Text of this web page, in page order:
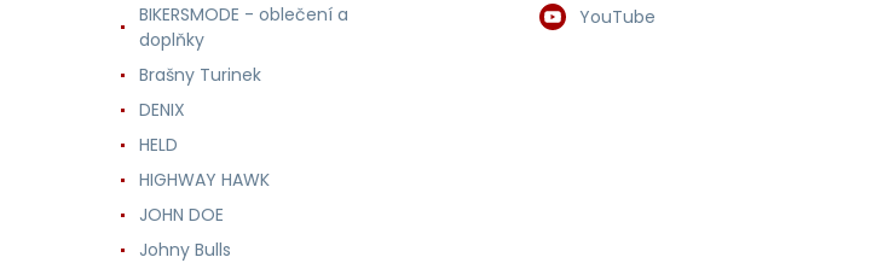
BIKERSMODE - oblečení a
doplňky
Brašny Turinek
DENIX
HELD
HIGHWAY HAWK
JOHN DOE
Johny Bulls
YouTube